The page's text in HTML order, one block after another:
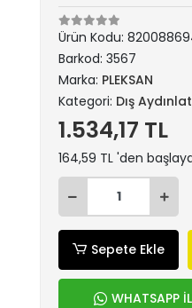
Ürün Kodu:
Barkod:3567
Marka: PLEKSAN
Kategori: Dış
1.534,17 TL
164,59 TL 'den
Sepete Ekle
WHATSAPP